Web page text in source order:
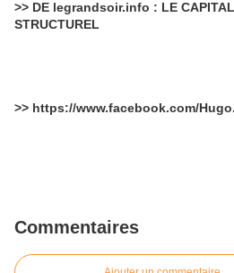
>> DE legrandsoir.info : LE
STRUCTUREL
>> https://www.facebook.com/
Commentaires